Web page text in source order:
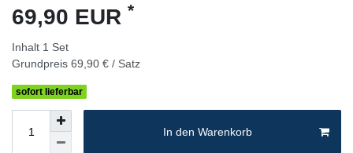
69,90 EUR *
Inhalt 1 Set
Grundpreis 69,90 € / Satz
sofort lieferbar
In den Warenkorb